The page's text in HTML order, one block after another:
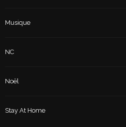
Musique
NC
Noël
Stay At Home